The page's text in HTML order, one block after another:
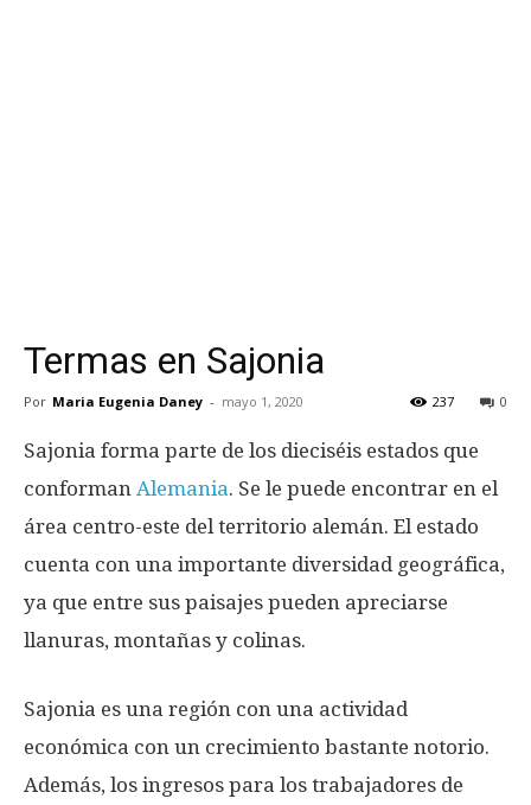
Termas en Sajonia
Por Maria Eugenia Daney - mayo 1, 2020 0
237
Sajonia forma parte de los dieciséis estados que
conforman Alemania. Se le puede encontrar en el
área centro-este del territorio alemán. El estado
cuenta con una importante diversidad geográfica,
ya que entre sus paisajes pueden apreciarse
llanuras, montañas y colinas.
Sajonia es una región con una actividad
económica con un crecimiento bastante notorio.
Además, los ingresos para los trabajadores de